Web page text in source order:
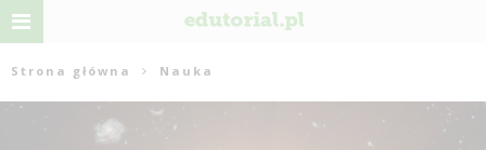
Strona główna Nauka